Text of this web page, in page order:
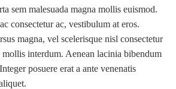
sem malesuada magna mollis euismod.
consectetur ac, vestibulum at eros.
magna, vel scelerisque nisl consectetur
mollis interdum. Aenean lacinia bibendum
posuere erat a ante venenatis